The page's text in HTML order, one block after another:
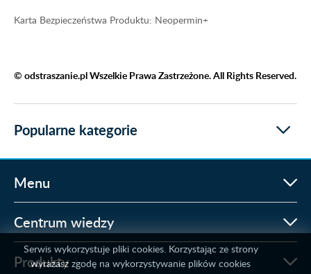
Karta Bezpieczeństwa Produktu: Neopermin+
© odstraszanie.pl Wszelkie Prawa Zastrzeżone. All Rights Reserved.
Popularne kategorie
Menu
Centrum wiedzy
Produkty
Serwis wykorzystuje pliki cookies. Korzystając ze strony
wyrażasz zgodę na wykorzystywanie plików cookies